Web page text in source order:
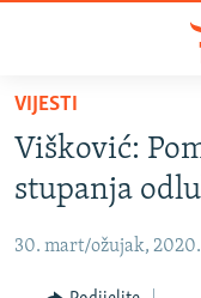
Pređite
glavni
sadržaj
Pređite
na
VIJESTI
BOSNA I
SRBIJA
KOSOVO
VIJESTI
Višković:
stupanja
30. mart/ožujak, 2020.